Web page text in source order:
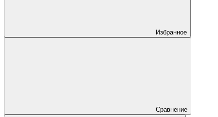
Избранное
Сравнение